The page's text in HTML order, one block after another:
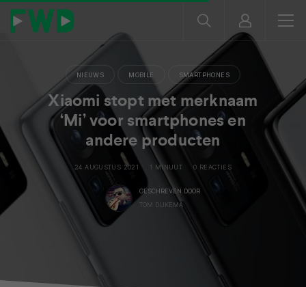
NIEUWS MOBILE SMARTPHONES
Xiaomi stopt met merknaam
‘Mi’ voor smartphones en
andere producten
24 AUGUSTUS 2021 1 MINUUT 0 REACTIES
GESCHREVEN DOOR
TOM DIJKEMA